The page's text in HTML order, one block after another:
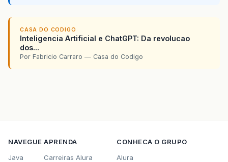
CASA DO CODIGO
Inteligencia Artificial e ChatGPT: Da revolucao
dos...
Por Fabricio Carraro — Casa do Codigo
NAVEGUE
Java
APRENDA
Carreiras Alura
CONHECA O GRUPO
Alura